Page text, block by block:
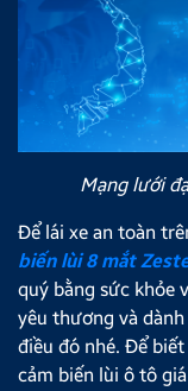
Mạng lưới
Để lái xe an toàn
biến lùi 8 mắt
quý bằng sức khỏe
yêu thương và
điều đó nhé. Để
cảm biến lùi ô tô